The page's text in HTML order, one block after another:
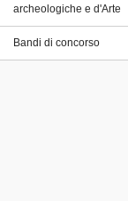
archeologiche e d'Arte
Bandi di concorso